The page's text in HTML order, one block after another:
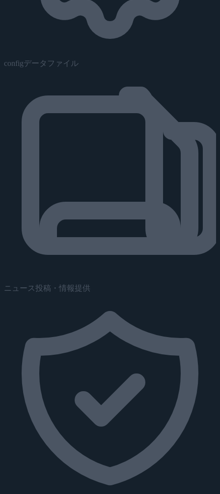
configデータファイル
ニュース投稿・情報提供